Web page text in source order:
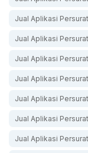
Jual Aplikasi
Jual Aplikasi
Jual Aplikasi
Jual Aplikasi
Jual Aplikasi
Jual Aplikasi
Jual Aplikasi